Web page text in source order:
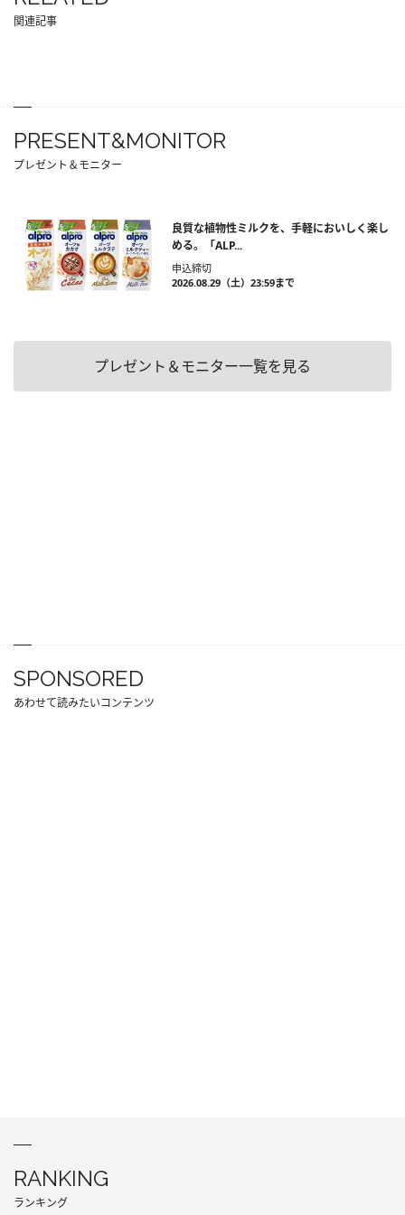
関連記事
PRESENT&MONITOR
プレゼント＆モニター
良質な植物性ミルクを、手軽においしく楽し
める。「ALP...
申込締切
2026.08.29（土）23:59まで
プレゼント＆モニター一覧を見る
SPONSORED
あわせて読みたいコンテンツ
RANKING
ランキング